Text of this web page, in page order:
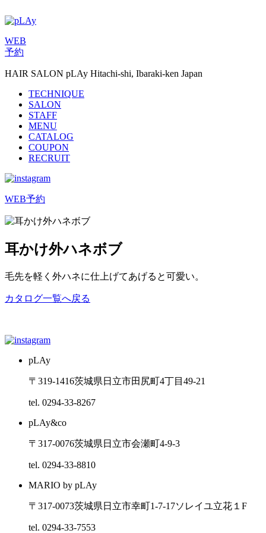
WEB
予約
HAIR SALON pLAy Hitachi-shi, Ibaraki-ken Japan
TECHNIQUE
SALON
STAFF
MENU
CATALOG
COUPON
RECRUIT
WEB予約
耳かけ外ハネボブ
毛先を軽く外ハネに仕上げてあげると可愛い。
カタログ一覧へ戻る
pLAy
〒319-1416茨城県日立市田尻町4丁目49-21
tel. 0294-33-8267
pLAy&co
〒317-0076茨城県日立市会瀬町4-9-3
tel. 0294-33-8810
MARIO by pLAy
〒317-0073茨城県日立市幸町1-7-17ソレイユ立花１F
tel. 0294-33-7553